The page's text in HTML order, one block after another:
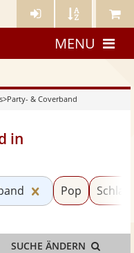
Künstler- Künstler Meine
MENU
>Party- & Coverband
in
Kategorie
Pop
SUCHE ÄNDERN